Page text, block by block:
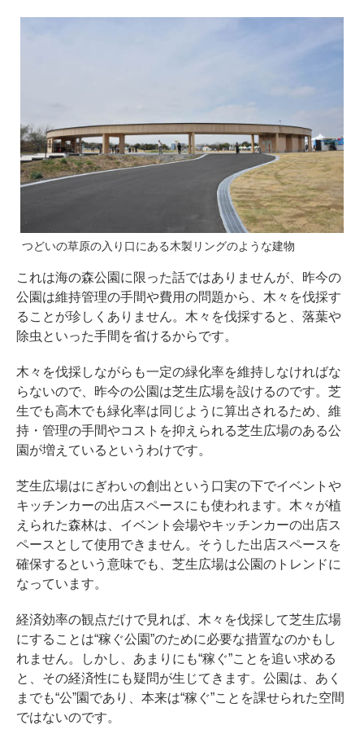
つどいの草原の入り口にある木製リングのような建物
これは海の森公園に限った話ではありませんが、昨今の
公園は維持管理の手間や費用の問題から、木々を伐採す
ることが珍しくありません。木々を伐採すると、落葉や
除虫といった手間を省けるからです。
木々を伐採しながらも一定の緑化率を維持しなければな
らないので、昨今の公園は芝生広場を設けるのです。芝
生でも高木でも緑化率は同じように算出されるため、維
持・管理の手間やコストを抑えられる芝生広場のある公
園が増えているというわけです。
芝生広場はにぎわいの創出という口実の下でイベントや
キッチンカーの出店スペースにも使われます。木々が植
えられた森林は、イベント会場やキッチンカーの出店ス
ペースとして使用できません。そうした出店スペースを
確保するという意味でも、芝生広場は公園のトレンドに
なっています。
経済効率の観点だけで見れば、木々を伐採して芝生広場
にすることは“稼ぐ公園”のために必要な措置なのかもし
れません。しかし、あまりにも“稼ぐ”ことを追い求める
と、その経済性にも疑問が生じてきます。公園は、あく
までも“公”園であり、本来は“稼ぐ”ことを課せられた空間
ではないのです。